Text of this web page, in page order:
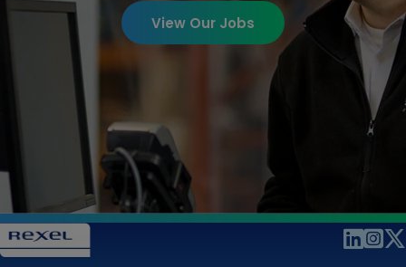
View Our Jobs